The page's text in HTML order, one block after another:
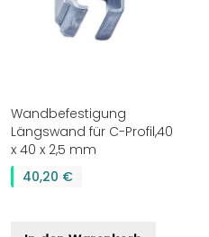
Wandbefestigung
Längswand für C-Profil,40
x 40 x 2,5 mm
40,20 €